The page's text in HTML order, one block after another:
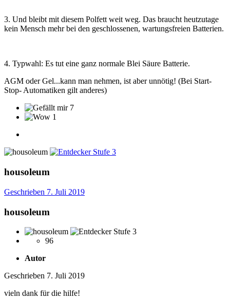
3. Und bleibt mit diesem Polfett weit weg. Das braucht heutzutage
kein Mensch mehr bei den geschlossenen, wartungsfreien Batterien.
4. Typwahl: Es tut eine ganz normale Blei Säure Batterie.
AGM oder Gel...kann man nehmen, ist aber unnötig! (Bei Start-
Stop- Automatiken gilt anderes)
7
1
housoleum
Geschrieben 7. Juli 2019
housoleum
96
Autor
Geschrieben 7. Juli 2019
vieln dank für die hilfe!